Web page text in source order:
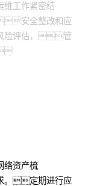
工作紧密结
安全整改和应
险评估，管
资产梳
。定期进行应